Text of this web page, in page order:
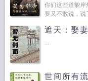
你们这些道貌岸
要又不敢说，说
绝于世的...
遮天：娶
...
世间所有